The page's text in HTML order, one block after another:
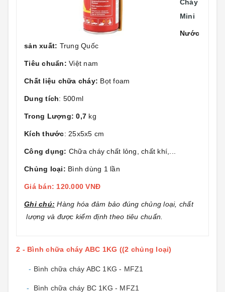
Cháy
Mini
Nước
sản xuất: Trung Quốc
Tiêu chuẩn: Việt nam
Chất liệu chữa cháy: Bọt foam
Dung tích: 500ml
Trong Lượng: 0,7 kg
Kích thước: 25x5x5 cm
Công dụng: Chữa cháy chất lỏng, chất khí,...
Chủng loại: Bình dùng 1 lần
Giá bán: 120.000 VNĐ
Ghi chú: Hàng hóa đảm bảo đúng chủng loại, chất
lượng và được kiểm định theo tiêu chuẩn.
2 - Bình chữa cháy ABC 1KG ((2 chủng loại)
- Bình chữa cháy ABC 1KG - MFZ1
- Bình chữa cháy BC 1KG - MFZ1